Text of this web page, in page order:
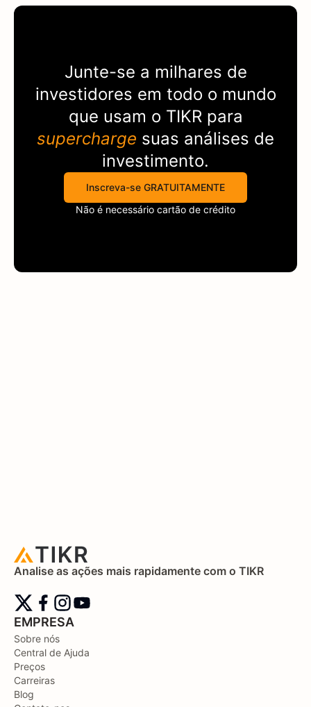
Junte-se a milhares de
investidores em todo o mundo
que usam o TIKR para
supercharge suas análises de
investimento.
Inscreva-se GRATUITAMENTE
Não é necessário cartão de crédito
Analise as ações mais rapidamente com o TIKR
EMPRESA
Sobre nós
Central de Ajuda
Preços
Carreiras
Blog